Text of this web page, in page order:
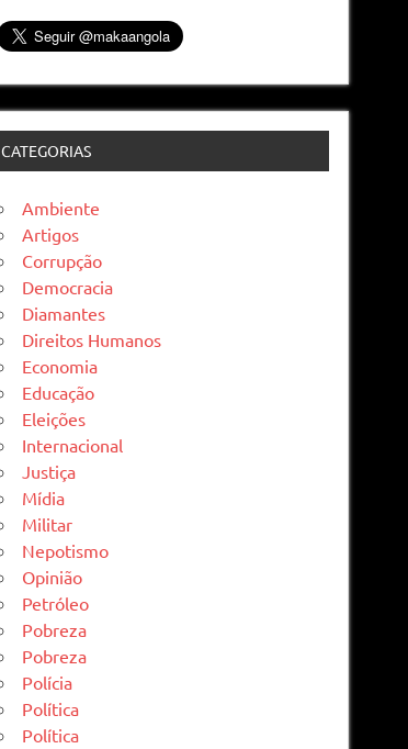
CATEGORIAS
Ambiente
Artigos
Corrupção
Democracia
Diamantes
Direitos Humanos
Economia
Educação
Eleições
Internacional
Justiça
Mídia
Militar
Nepotismo
Opinião
Petróleo
Pobreza
Pobreza
Polícia
Política
Política